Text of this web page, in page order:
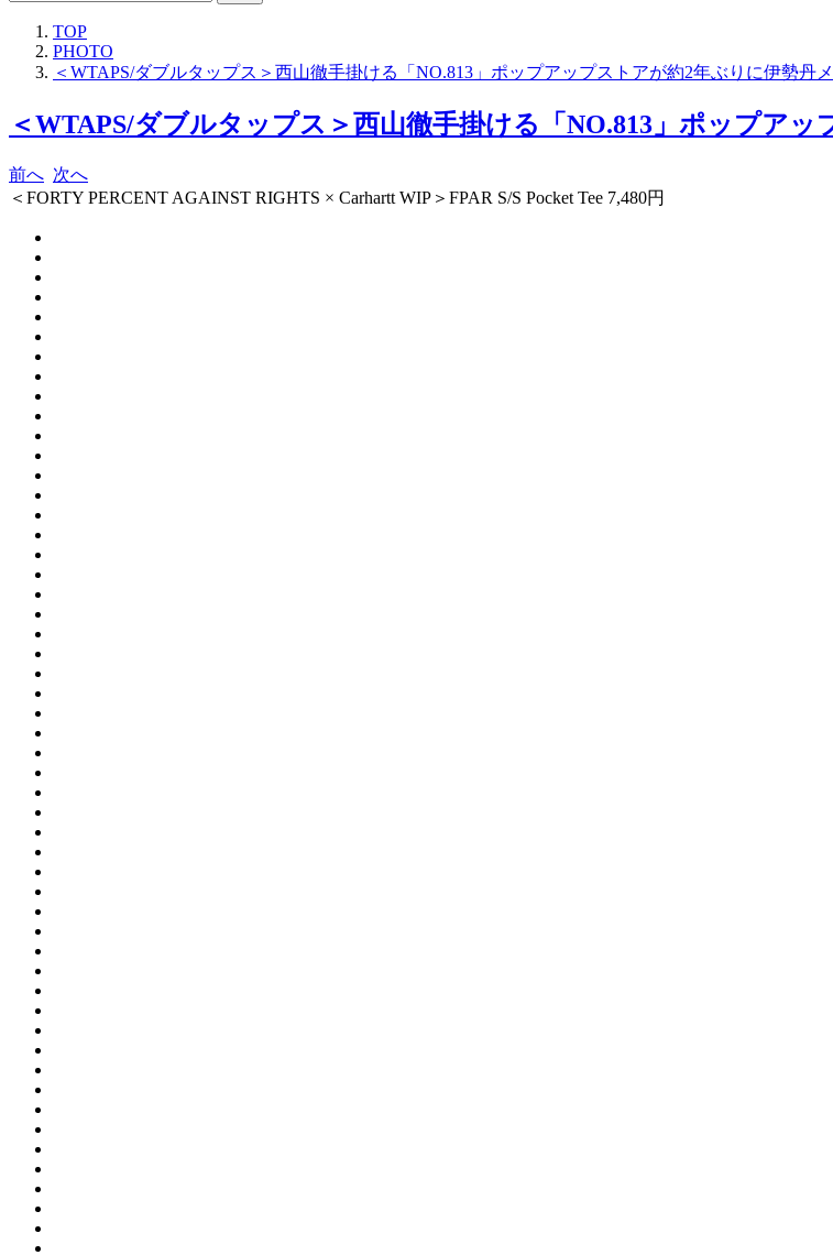
TOP
PHOTO
＜WTAPS/ダブルタップス＞西山徹手掛ける「NO.813」ポップアップストアが約2年ぶりに伊勢丹
＜WTAPS/ダブルタップス＞西山徹手掛ける「NO.813」ポップア
前へ 次へ
＜FORTY PERCENT AGAINST RIGHTS × Carhartt WIP＞FPAR S/S Pocket Tee 7,480円